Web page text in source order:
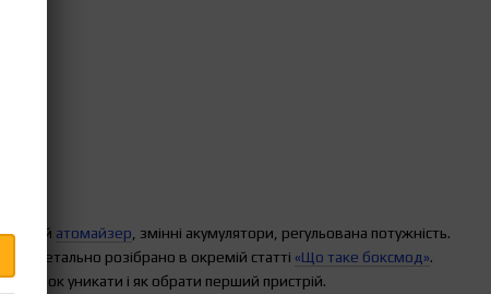
атомайзер , змінні акумулятори, регульована потужність.
— детально розібрано в окремій статті «Що таке боксмод».
уникати і як обрати перший пристрій.